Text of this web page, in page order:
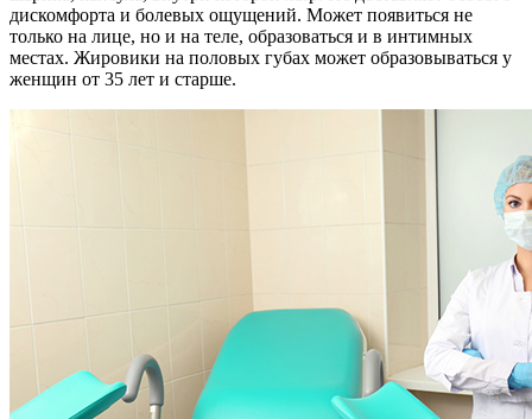
дискомфорта и болевых ощущений. Может появиться не
только на лице, но и на теле, образоваться и в интимных
местах. Жировики на половых губах может образовываться у
женщин от 35 лет и старше.